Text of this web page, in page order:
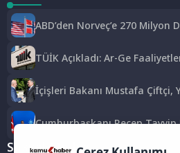
ABD’den Norveç’e 270 Milyon
TÜİK Açıkladı: Ar-Ge
İçişleri Bakanı Mustafa Çiftçi,
Cumhurbaşkanı Recep
“Terörsüz Türkiye” Süreci Oldu
Sosyal Medya